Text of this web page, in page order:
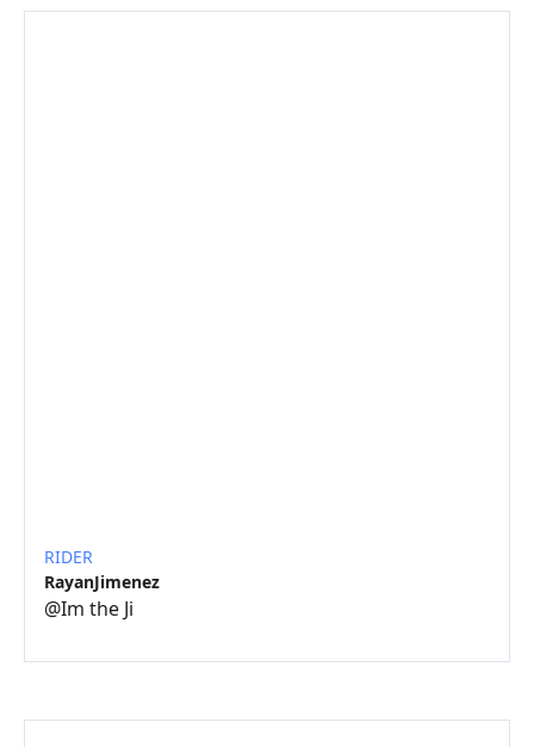
RIDER
RayanJimenez
@Im the Ji